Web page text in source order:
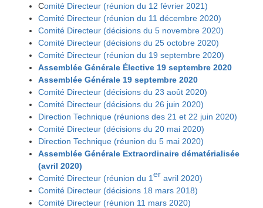
Comité Directeur (réunion du 12 février 2021)
Comité Directeur (réunion du 11 décembre 2020)
Comité Directeur (décisions du 5 novembre 2020)
Comité Directeur (décisions du 25 octobre 2020)
Comité Directeur (réunion du 19 septembre 2020)
Assemblée Générale Élective 19 septembre 2020
Assemblée Générale 19 septembre 2020
Comité Directeur (décisions du 23 août 2020)
Comité Directeur (décisions du 26 juin 2020)
Direction Technique (réunions des 21 et 22 juin 2020)
Comité Directeur (décisions du 20 mai 2020)
Direction Technique (réunion du 5 mai 2020)
Assemblée Générale Extraordinaire dématérialisée
(avril 2020)
Comité Directeur (réunion du 1er avril 2020)
Comité Directeur (décisions 18 mars 2018)
Comité Directeur (réunion 11 mars 2020)